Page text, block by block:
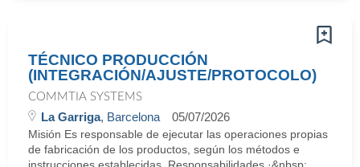
TÉCNICO PRODUCCIÓN
(INTEGRACIÓN/AJUSTE/PROTOCOLO)
COMMTIA SYSTEMS
La Garriga, Barcelona 05/07/2026
Misión Es responsable de ejecutar las operaciones propias
de fabricación de los productos, según los métodos e